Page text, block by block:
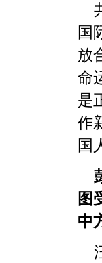
国
放
命
是
作
国
图
中